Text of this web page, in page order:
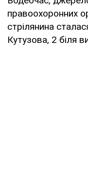
правоохоронних
стрілянина
Кутузова, 2 біля